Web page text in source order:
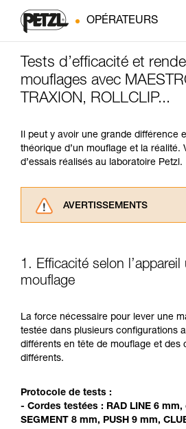
OPÉRATEURS
Tests d’efficacité et
mouflages avec
TRAXION, ROLLCLIP...
Il peut y avoir une grande différence
théorique d’un mouflage et la réalité.
d’essais réalisés au laboratoire Petzl.
AVERTISSEMENTS
consulter. Vous devez avoir
informations de la notice
pouvoir comprendre ce
Maîtriser ces techniques
formation et un
avec un professionnel
liées à votre activité. Il peut
que nous ne décrivons pas
1. Efficacité selon
mouflage
La force nécessaire pour lever une
testée dans plusieurs configurations
différents en tête de mouflage et des
différents.
Protocole de tests :
- Cordes testées : RAD LINE 6
SEGMENT 8 mm, PUSH 9 mm,